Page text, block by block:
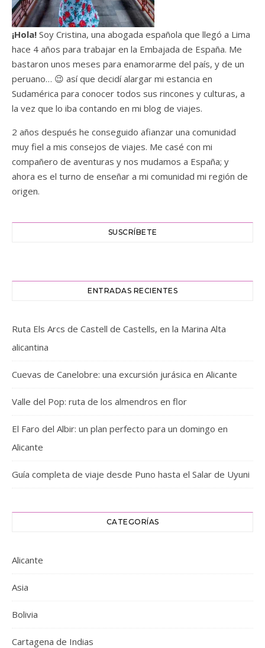
¡Hola! Soy Cristina, una abogada española que llegó a Lima
hace 4 años para trabajar en la Embajada de España. Me
bastaron unos meses para enamorarme del país, y de un
peruano… 😉 así que decidí alargar mi estancia en
Sudamérica para conocer todos sus rincones y culturas, a
la vez que lo iba contando en mi blog de viajes.
2 años después he conseguido afianzar una comunidad
muy fiel a mis consejos de viajes. Me casé con mi
compañero de aventuras y nos mudamos a España; y
ahora es el turno de enseñar a mi comunidad mi región de
origen.
SUSCRÍBETE
ENTRADAS RECIENTES
Ruta Els Arcs de Castell de Castells, en la Marina Alta
alicantina
Cuevas de Canelobre: una excursión jurásica en Alicante
Valle del Pop: ruta de los almendros en flor
El Faro del Albir: un plan perfecto para un domingo en
Alicante
Guía completa de viaje desde Puno hasta el Salar de Uyuni
CATEGORÍAS
Alicante
Asia
Bolivia
Cartagena de Indias